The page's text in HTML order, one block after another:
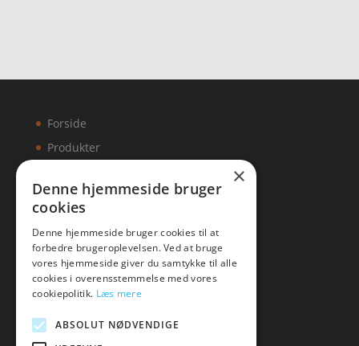
Forside
Produkter
Artikler
Malawigruppen
Mail:hej@malawigruppen.dk
×
Denne hjemmeside bruger
cookies
Denne hjemmeside bruger cookies til at
forbedre brugeroplevelsen. Ved at bruge
vores hjemmeside giver du samtykke til alle
cookies i overensstemmelse med vores
cookiepolitik. Læs mere
ABSOLUT NØDVENDIGE